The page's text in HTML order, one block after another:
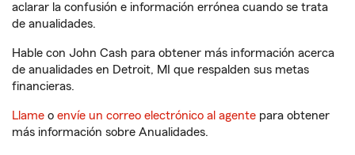
aclarar la confusión e información errónea cuando se trata
de anualidades.
Hable con John Cash para obtener más información acerca
de anualidades en Detroit, MI que respalden sus metas
financieras.
Llame o envíe un correo electrónico al agente para obtener
más información sobre Anualidades.